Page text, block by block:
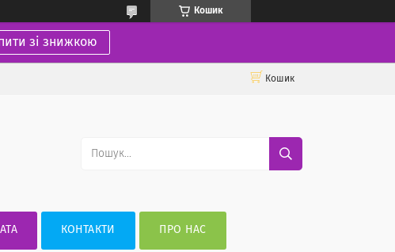
Кошик
зі знижкою
Кошик
КОНТАКТИ ПРО НАС